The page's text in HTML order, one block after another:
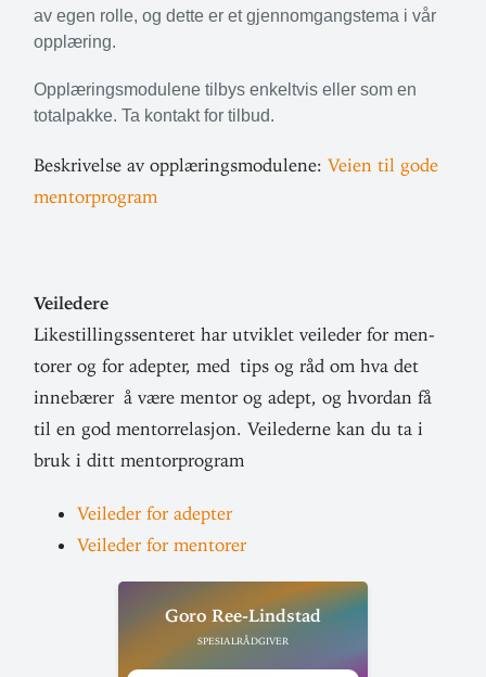
av egen rolle, og dette er et gjen­nom­gangstema i vår
opplæring.
Opp­læ­rings­mo­dulene tilbys enkeltvis eller som en
total­pakke. Ta kontakt for tilbud.
Beskri­velse av opp­læ­rings­mo­dulene:Veien til gode
mentorprogram
Vei­ledere
Like­stil­lings­sen­teret har utviklet vei­leder for men­
torer og for adepter, med tips og råd om hva det
inne­bærer å være mentor og adept, og hvordan få
til en god mentor­re­lasjon. Vei­le­derne kan du ta i
bruk i ditt mentorprogram
Vei­leder for adepter
Vei­leder for mentorer
Goro Ree-Lindstad
Spesialrådgiver